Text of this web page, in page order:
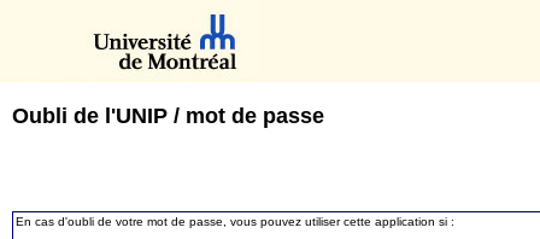
Oubli de l'UNIP / mot de passe
En cas d'oubli de votre mot de passe, vous pouvez utiliser cette application si :